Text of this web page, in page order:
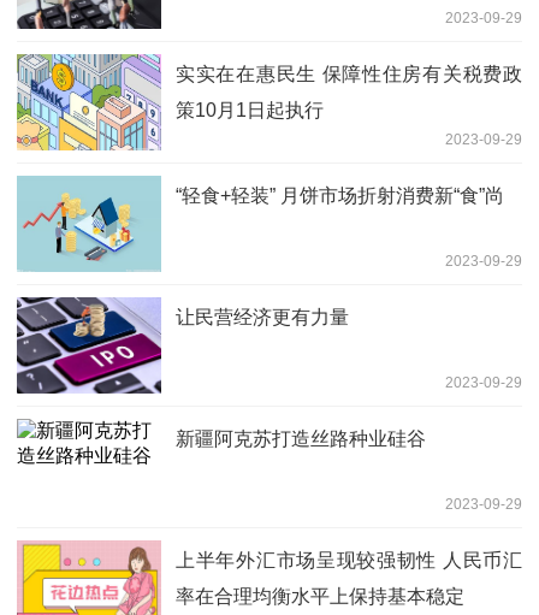
2023-09-29
实实在在惠民生 保障性住房有关税费政
策10月1日起执行
2023-09-29
“轻食+轻装” 月饼市场折射消费新“食”尚
2023-09-29
让民营经济更有力量
2023-09-29
新疆阿克苏打造丝路种业硅谷
2023-09-29
上半年外汇市场呈现较强韧性 人民币汇
率在合理均衡水平上保持基本稳定